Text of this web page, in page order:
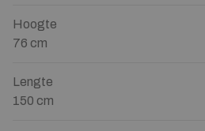
Hoogte
76 cm
Lengte
150 cm